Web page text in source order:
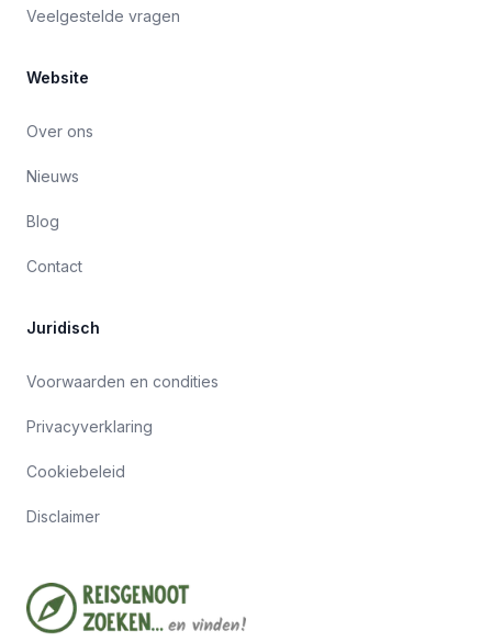
Veelgestelde vragen
Website
Over ons
Nieuws
Blog
Contact
Juridisch
Voorwaarden en condities
Privacyverklaring
Cookiebeleid
Disclaimer